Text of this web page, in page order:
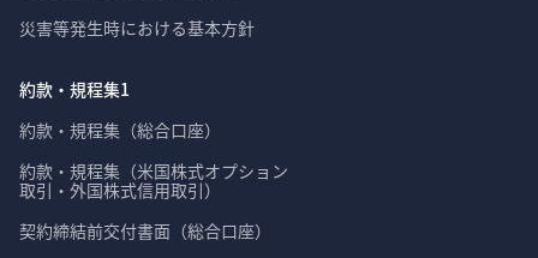
災害等発生時における基本方針
約款・規程集1
約款・規程集（総合口座）
約款・規程集（米国株式オプション
取引・外国株式信用取引）
契約締結前交付書面（総合口座）